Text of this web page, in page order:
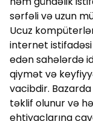
sərfəli və uzun
Ucuz
internet
edən sahələrdə
qiymət və
vacibdir.
təklif olunur və
ehtiyaclarına